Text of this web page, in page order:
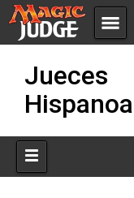
menu
Policies
content
Jueces